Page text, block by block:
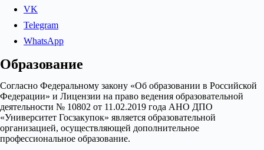
VK
Telegram
WhatsApp
Образование
Согласно Федеральному закону «Об образовании в Российской
Федерации» и Лицензии на право ведения образовательной
деятельности № 10802 от 11.02.2019 года АНО ДПО
«Университет Госзакупок» является образовательной
организацией, осуществляющей дополнительное
профессиональное образование.